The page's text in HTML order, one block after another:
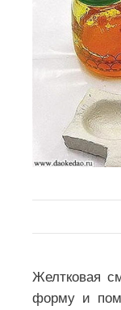
Желтковая
форму и